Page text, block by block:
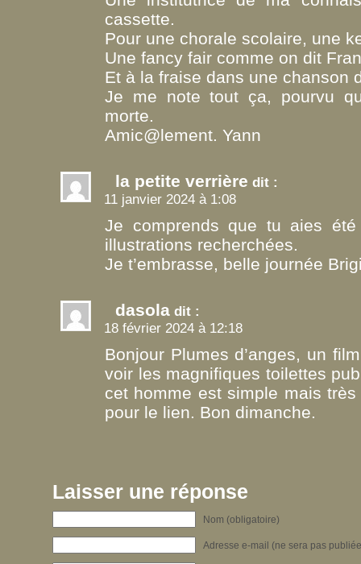
cassette.
Pour une chorale scolaire, une
Une fancy fair comme on dit
Et à la fraise dans une chanson
Je me note tout ça, pourvu
morte.
Amic@lement. Yann
la petite verrière dit :
11 janvier 2024 à 1:08
Je comprends que tu aies
illustrations recherchées.
Je t’embrasse, belle journée
dasola dit :
18 février 2024 à 12:18
Bonjour Plumes d’anges, un
voir les magnifiques toilettes
cet homme est simple mais
pour le lien. Bon dimanche.
Laisser une réponse
Nom (obligatoire)
Adresse e-mail (ne sera pas